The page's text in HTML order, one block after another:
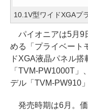
10.1V型ワイドXGAプ
パイオニアは5月9
める「プライベート
ドXGA液晶パネル搭
「TVM-PW1000T
デル「TVM-PW910
発売時期は6月。